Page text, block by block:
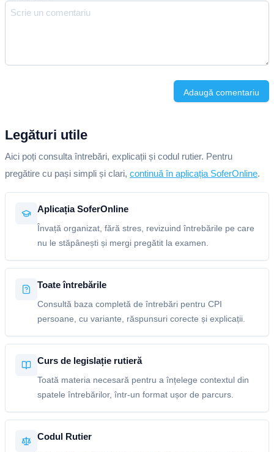
Adaugă comentariu
Legături utile
Aici poți consulta întrebări, explicații și codul rutier. Pentru
pregătire cu pași simpli și clari, continuă în aplicația SoferOnline.
Aplicația SoferOnline
Învață organizat, fără stres, revizuind întrebările pe care
nu le stăpânești și mergi pregătit la examen.
Toate întrebările
Consultă baza completă de întrebări pentru CPI
persoane, cu variante, răspunsuri corecte și explicații.
Curs de legislație rutieră
Toată materia necesară pentru a înțelege contextul din
spatele întrebărilor, într-un format ușor de parcurs.
Codul Rutier